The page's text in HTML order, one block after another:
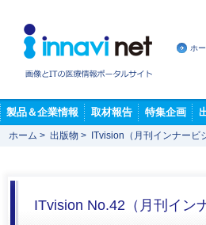
ホ
製品＆企業情報 取材報告 特集企画
ホーム > 出版物 > ITvision（月刊インナービ
ITvision No.42（月刊イン